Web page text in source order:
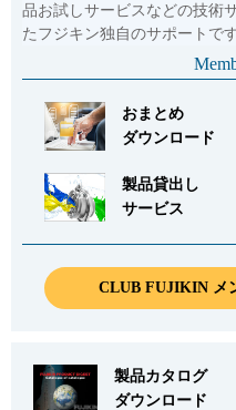
品お試しサービスなどの技術
たフジキン独自のサポートです
おまとめ
ダウンロード
製品貸出し
サービス
CLUB FUJIKIN メ
製品カタログ
ダウンロード